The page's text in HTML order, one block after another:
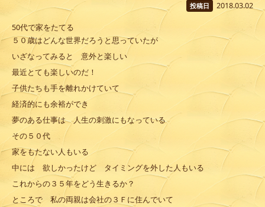
投稿日 2018.03.02
50代で家をたてる
５０歳はどんな世界だろうと思っていたが
いざなってみると 意外と楽しい
最近とても楽しいのだ！
子供たちも手を離れかけていて
経済的にも余裕ができ
夢のある仕事は 人生の刺激にもなっている
その５０代
家をもたない人もいる
中には 欲しかったけど タイミングを外した人もいる
これからの３５年をどう生きるか？
ところで 私の両親は会社の３Ｆに住んでいて